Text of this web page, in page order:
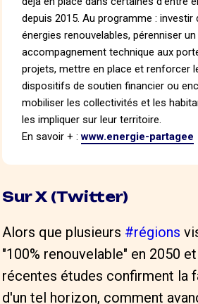
depuis 2015. Au programme : investir
énergies renouvelables, pérenniser un
accompagnement technique aux
projets, mettre en place et renforcer
dispositifs de soutien financier ou
mobiliser les collectivités et les
les impliquer sur leur territoire.
En savoir + :www.energie-partagee
Sur X (Twitter)
Alors que plusieurs #régions
"100% renouvelable" en 2050
récentes études confirment la
d'un tel horizon, comment